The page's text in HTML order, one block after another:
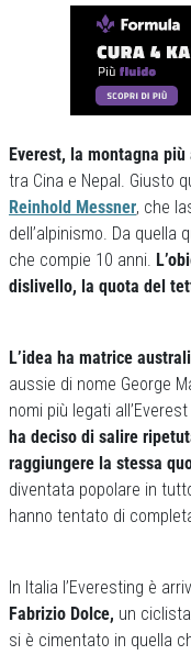
Everest, la montagna
tra Cina e Nepal. Giusto
Reinhold Messner, che
dell’alpinismo. Da
che compie 10 anni.
dislivello, la quota del
L’idea ha matrice
aussie di nome George
nomi più legati
ha deciso di salire
raggiungere la stessa
diventata popolare in
hanno tentato di
In Italia l’Everesting è
Fabrizio Dolce, un
si è cimentato in quella